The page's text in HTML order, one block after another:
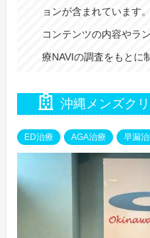
ョンが含まれています。
コンテンツの内容やラ
療NAVIの調査をもとに
沖縄メンズク
ED治療 AGA治療 早漏